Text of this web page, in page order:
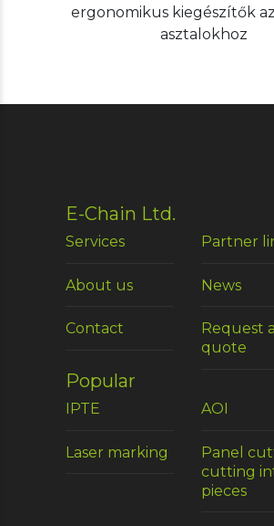
ergonomikus kiegészítők
asztalokhoz
E-Chain Ltd.
Services Partner
About us News
Contact
Request a
quote
Popular
IPTE AOI
Laser marking
Panel
cutting
pieces